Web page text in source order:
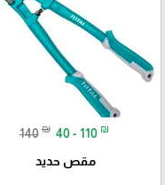
140 ₪ 40 - 110 ₪
مقص حديد